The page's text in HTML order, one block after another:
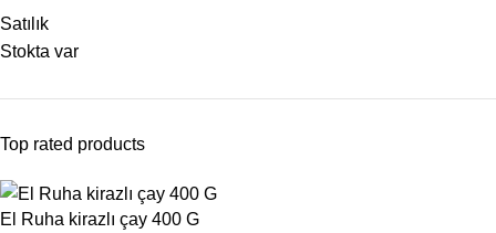
Satılık
Stokta var
Top rated products
El Ruha kirazlı çay 400 G